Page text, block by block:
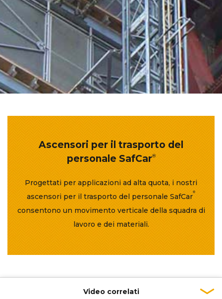
Ascensori per il trasporto del
personale SafCar®
Progettati per applicazioni ad alta quota, i nostri
ascensori per il trasporto del personale SafCar
®
consentono un movimento verticale della squadra di
lavoro e dei materiali.
Video correlati